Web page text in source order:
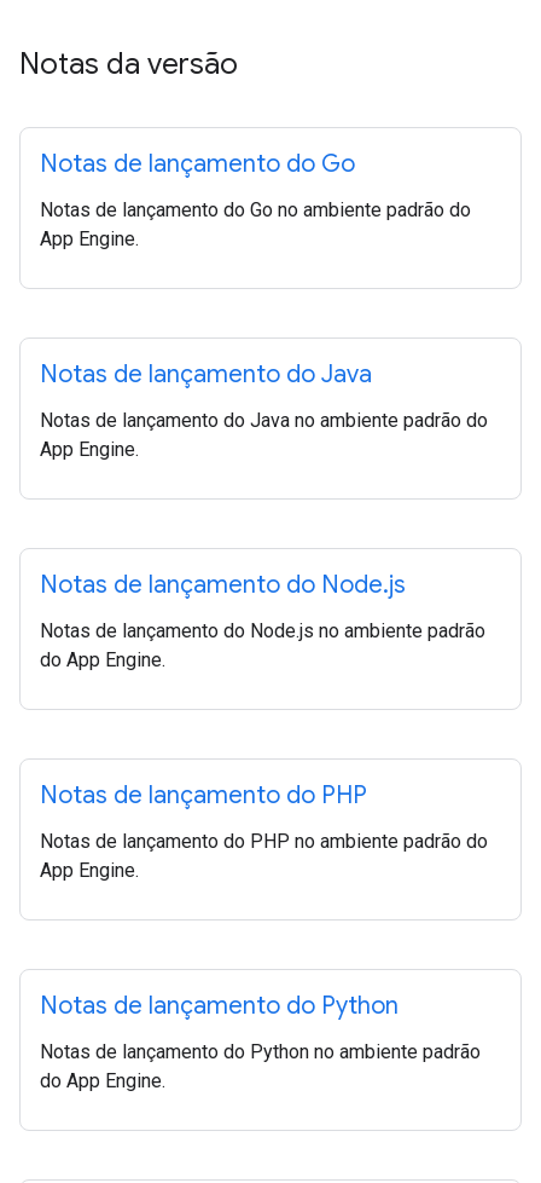
Notas da versão
Notas de lançamento do Go
Notas de lançamento do Go no ambiente padrão do
App Engine.
Notas de lançamento do Java
Notas de lançamento do Java no ambiente padrão do
App Engine.
Notas de lançamento do Node.js
Notas de lançamento do Node.js no ambiente padrão
do App Engine.
Notas de lançamento do PHP
Notas de lançamento do PHP no ambiente padrão do
App Engine.
Notas de lançamento do Python
Notas de lançamento do Python no ambiente padrão
do App Engine.